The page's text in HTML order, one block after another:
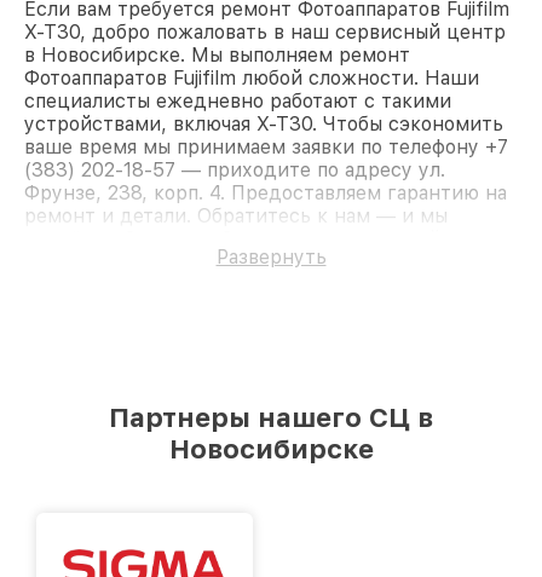
Если вам требуется ремонт Фотоаппаратов Fujifilm
X-T30, добро пожаловать в наш сервисный центр
в Новосибирске. Мы выполняем ремонт
Фотоаппаратов Fujifilm любой сложности. Наши
специалисты ежедневно работают с такими
устройствами, включая X-T30. Чтобы сэкономить
ваше время мы принимаем заявки по телефону +7
(383) 202-18-57 — приходите по адресу ул.
Фрунзе, 238, корп. 4. Предоставляем гарантию на
ремонт и детали. Обратитесь к нам — и мы
Развернуть
Партнеры нашего СЦ в
Новосибирске